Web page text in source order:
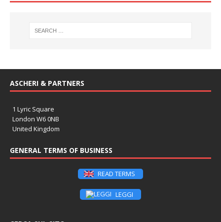
ASCHERI & PARTNERS
1 Lyric Square
London W6 0NB
United Kingdom
GENERAL TERMS OF BUSINESS
READ TERMS
LEGGI